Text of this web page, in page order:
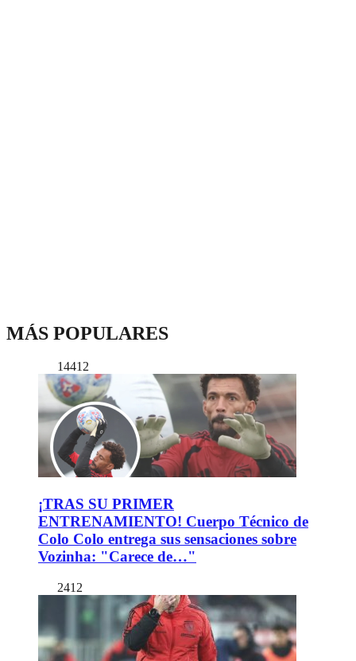
MÁS POPULARES
14412
¡TRAS SU PRIMER
ENTRENAMIENTO! Cuerpo Técnico de
Colo Colo entrega sus sensaciones sobre
Vozinha: "Carece de…"
2412